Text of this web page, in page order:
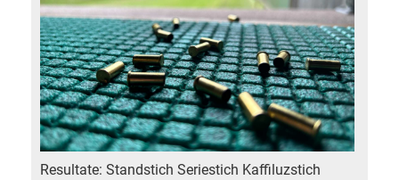
Resultate: Standstich Seriestich Kaffiluzstich